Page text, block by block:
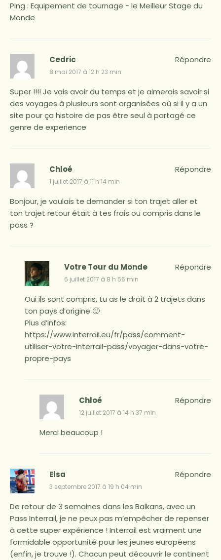
Ping : Equipement de tournage - le Meilleur Stage du
Monde
Cedric
8 mai 2017 à 12 h 23 min
Super !!!! Je vais avoir du temps et je aimerais savoir si
des voyages à plusieurs sont organisées où si il y a un
site pour ça histoire de pas être seul à partagé ce
genre de experience
Répondre
Chloé
1 juillet 2017 à 11 h 14 min
Bonjour, je voulais te demander si ton trajet aller et
ton trajet retour était à tes frais ou compris dans le
pass ?
Répondre
Votre Tour du Monde
6 juillet 2017 à 8 h 56 min
Oui ils sont compris, tu as le droit à 2 trajets dans
ton pays d’origine 🙂
Plus d’infos:
https://www.interrail.eu/fr/pass/comment-
utiliser-votre-interrail-pass/voyager-dans-votre-
propre-pays
Répondre
Chloé
12 juillet 2017 à 14 h 37 min
Merci beaucoup !
Répondre
Elsa
3 septembre 2017 à 19 h 04 min
De retour de 3 semaines dans les Balkans, avec un
Pass Interrail, je ne peux pas m’empêcher de repenser
à cette super expérience ! Interrail est vraiment une
formidable opportunité pour les jeunes européens
(enfin, je trouve !). Chacun peut découvrir le continent
Répondre